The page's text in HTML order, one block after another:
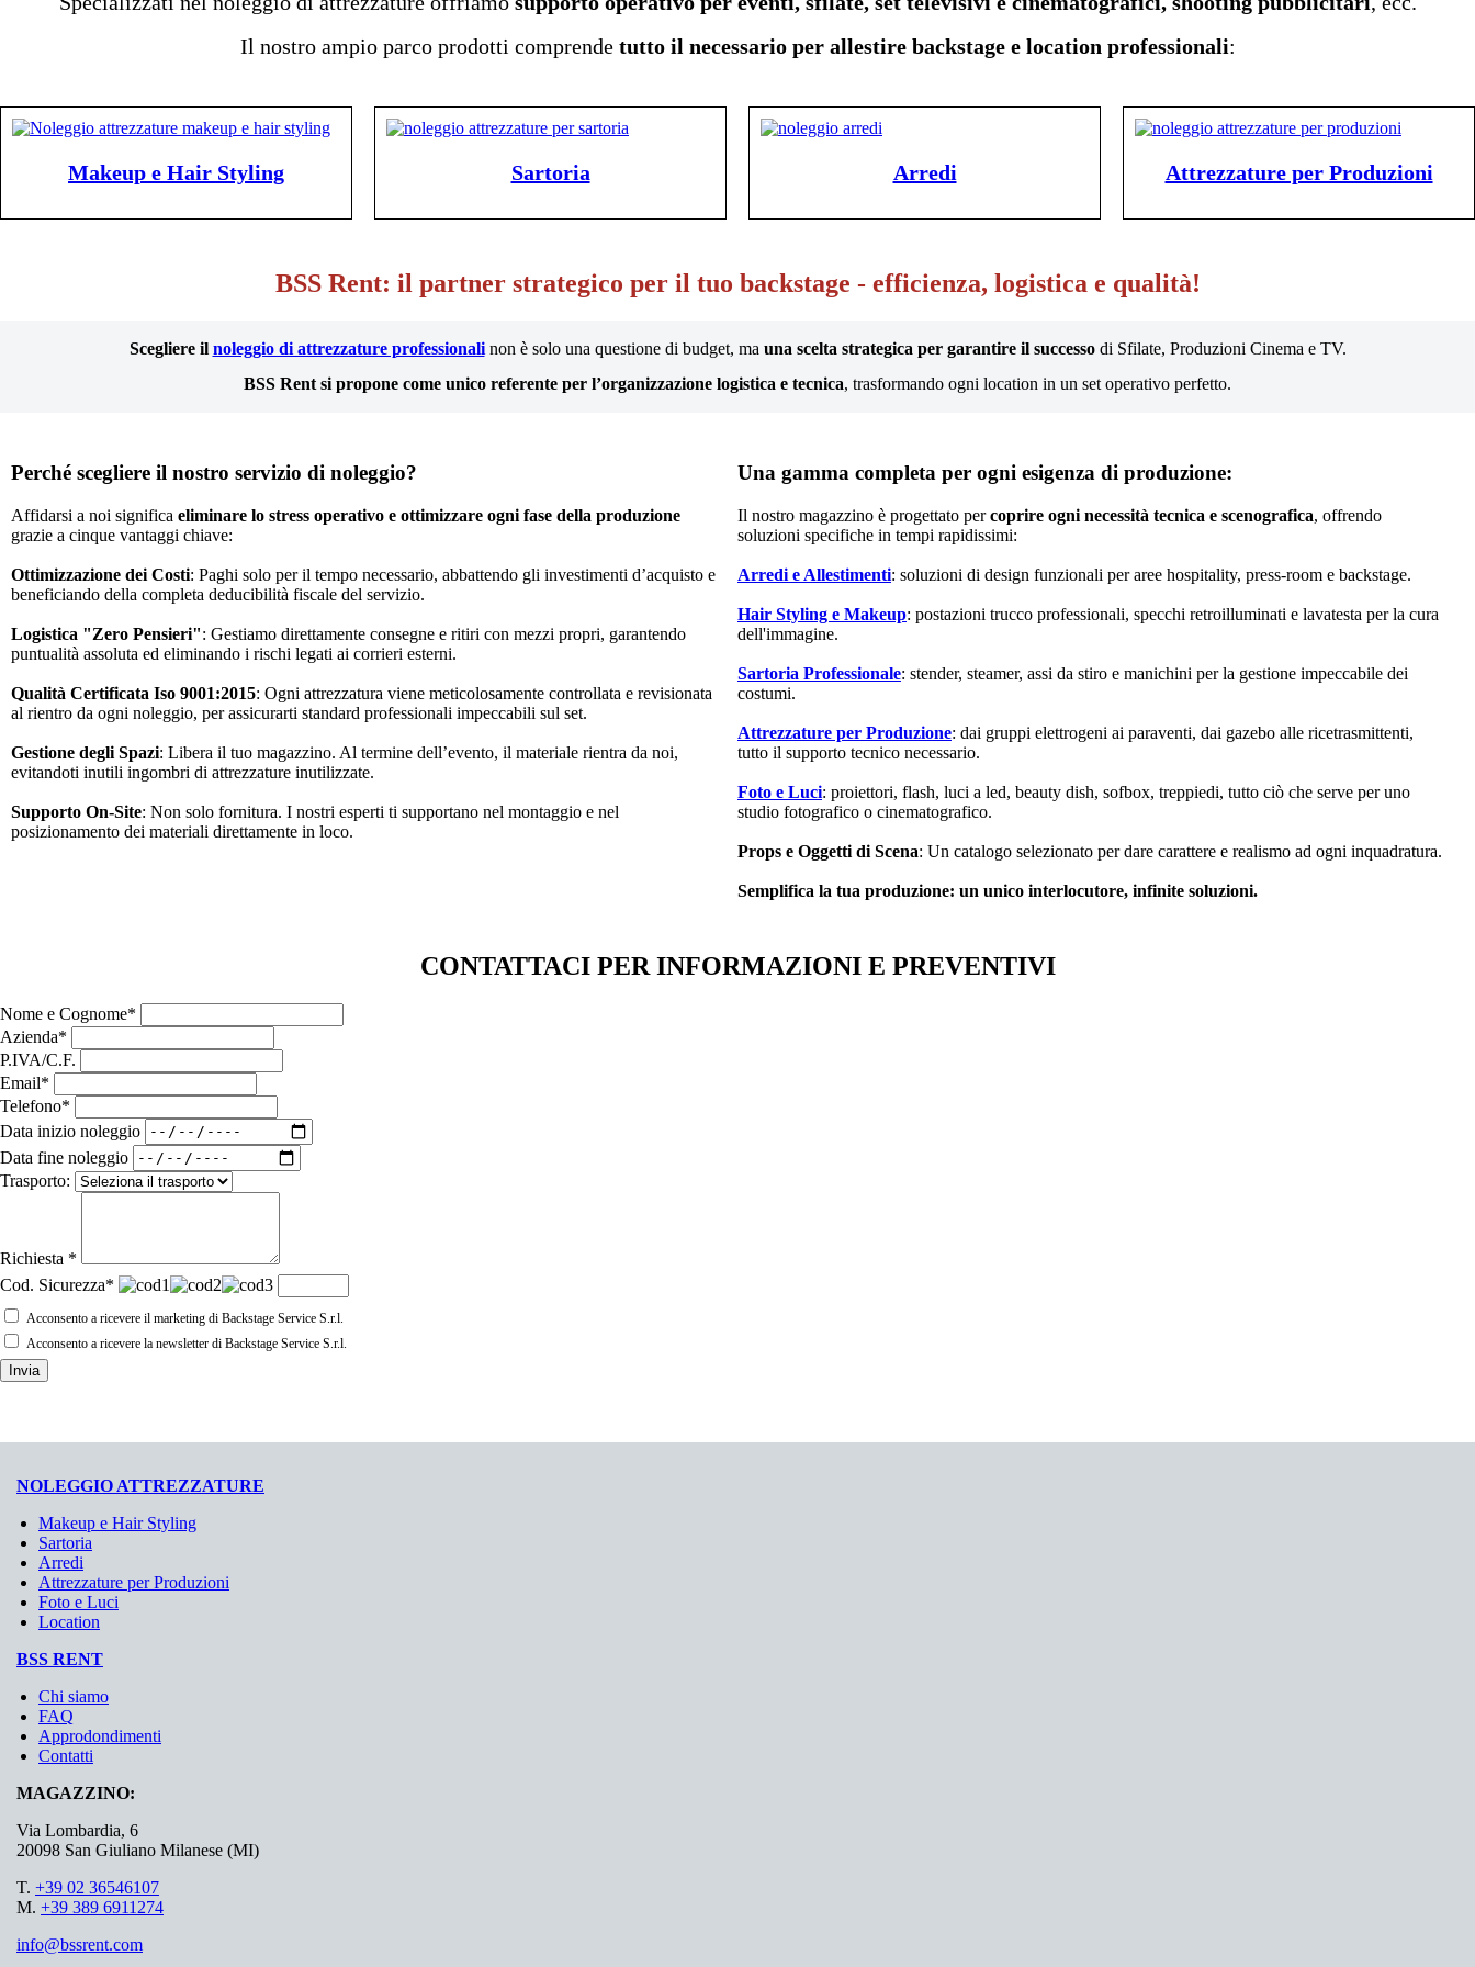
Il nostro ampio parco prodotti comprende tutto il necessario per allestire backstage e location professionali:
Makeup e Hair Styling Sartoria Arredi Attrezzature per Produzioni
BSS Rent: il partner strategico per il tuo backstage - efficienza, logistica e qualità!
Scegliere il noleggio di attrezzature professionalinon è solo una questione di budget, ma una scelta strategica per garantire il successodi Sfilate, Produzioni Cinema e TV.
BSS Rent si propone come unico referente per l’organizzazione logistica e tecnica, trasformando ogni location in un set operativo perfetto.
Perché scegliere il nostro servizio di noleggio?
Affidarsi a noi significa eliminare lo stress operativo e ottimizzare ogni fase della produzione
grazie a cinque vantaggi chiave:
Ottimizzazione dei Costi: Paghi solo per il tempo necessario, abbattendo gli investimenti d’acquisto e
beneficiando della completa deducibilità fiscale del servizio.
Logistica "Zero Pensieri": Gestiamo direttamente consegne e ritiri con mezzi propri, garantendo
puntualità assoluta ed eliminando i rischi legati ai corrieri esterni.
Qualità Certificata Iso 9001:2015: Ogni attrezzatura viene meticolosamente controllata e revisionata
al rientro da ogni noleggio, per assicurarti standard professionali impeccabili sul set.
Gestione degli Spazi: Libera il tuo magazzino. Al termine dell’evento, il materiale rientra da noi,
evitandoti inutili ingombri di attrezzature inutilizzate.
Supporto On-Site: Non solo fornitura. I nostri esperti ti supportano nel montaggio e nel
posizionamento dei materiali direttamente in loco.
Una gamma completa per ogni esigenza di produzione:
Il nostro magazzino è progettato percoprire ogni necessità tecnica e scenografica, offrendo
soluzioni specifiche in tempi rapidissimi:
Arredi e Allestimenti: soluzioni di design funzionali per aree hospitality, press-room e backstage.
Hair Styling e Makeup: postazioni trucco professionali, specchi retroilluminati e lavatesta per la cura
dell'immagine.
Sartoria Professionale: stender, steamer, assi da stiro e manichini per la gestione impeccabile dei
costumi.
Attrezzature per Produzione: dai gruppi elettrogeni ai paraventi, dai gazebo alle ricetrasmittenti,
tutto il supporto tecnico necessario.
Foto e Luci: proiettori, flash, luci a led, beauty dish, sofbox, treppiedi, tutto ciò che serve per uno
studio fotografico o cinematografico.
Props e Oggetti di Scena: Un catalogo selezionato per dare carattere e realismo ad ogni inquadratura.
Semplifica la tua produzione: un unico interlocutore, infinite soluzioni.
CONTATTACI PER INFORMAZIONI E PREVENTIVI
Nome e Cognome*
Azienda*
P.IVA/C.F.
Email*
Telefono*
Data inizio noleggio
Data fine noleggio
Trasporto:
Richiesta *
Cod. Sicurezza*
Acconsento a ricevere il marketing di Backstage Service S.r.l.
Acconsento a ricevere la newsletter di Backstage Service S.r.l.
Invia
NOLEGGIO ATTREZZATURE
Makeup e Hair Styling
Sartoria
Arredi
Attrezzature per Produzioni
Foto e Luci
Location
BSS RENT
Chi siamo
FAQ
Approdondimenti
Contatti
MAGAZZINO:
Via Lombardia, 6
20098 San Giuliano Milanese (MI)
T. +39 02 36546107
M. +39 389 6911274
info@bssrent.com